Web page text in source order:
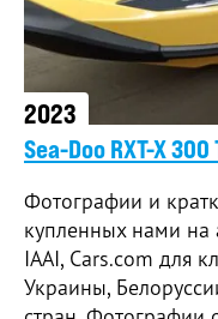
Оставить
2023
Sea-Doo RXT-X 300
Фотографии и
купленных нами на
IAAI, Cars.com для
Украины,